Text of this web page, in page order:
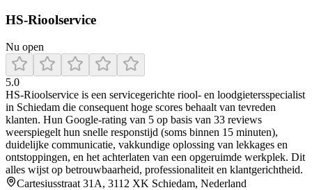
HS-Rioolservice
Nu open
5.0
HS‑Rioolservice is een servicegerichte riool- en loodgietersspecialist
in Schiedam die consequent hoge scores behaalt van tevreden
klanten. Hun Google‑rating van 5 op basis van 33 reviews
weerspiegelt hun snelle responstijd (soms binnen 15 minuten),
duidelijke communicatie, vakkundige oplossing van lekkages en
ontstoppingen, en het achterlaten van een opgeruimde werkplek. Dit
alles wijst op betrouwbaarheid, professionaliteit en klantgerichtheid.
Cartesiusstraat 31A, 3112 XK Schiedam, Nederland